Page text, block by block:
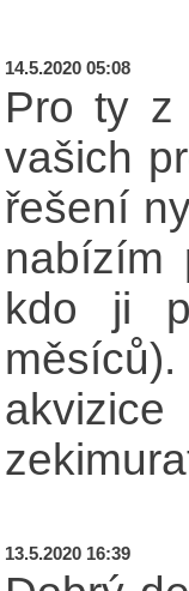
14.5.2020 05:08
Pro ty z
vašich
řešení
nabízím
kdo ji
13.5.2020 16:39